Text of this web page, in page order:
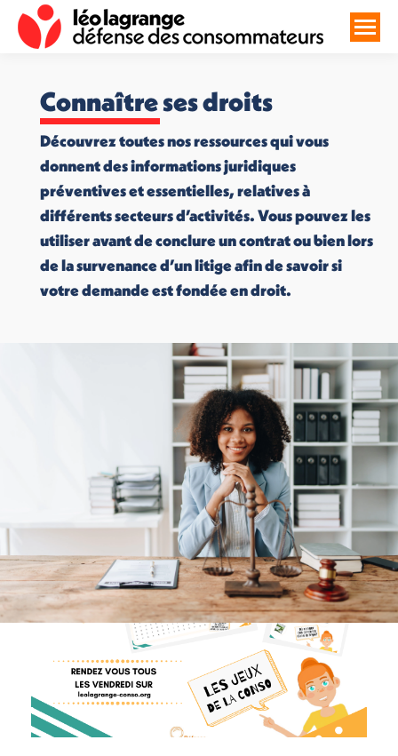
Connaître ses droits
Découvrez toutes nos ressources qui vous
donnent des informations juridiques
préventives et essentielles, relatives à
différents secteurs d’activités. Vous pouvez les
utiliser avant de conclure un contrat ou bien lors
de la survenance d’un litige afin de savoir si
votre demande est fondée en droit.